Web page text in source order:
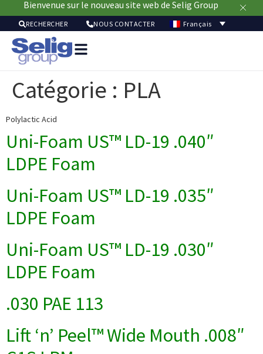
Bienvenue sur le nouveau site web de Selig Group
RECHERCHER NOUS CONTACTER Français
Catégorie : PLA
Polylactic Acid
Uni-Foam US™ LD-19 .040″
LDPE Foam
Uni-Foam US™ LD-19 .035″
LDPE Foam
Uni-Foam US™ LD-19 .030″
LDPE Foam
.030 PAE 113
Lift ‘n’ Peel™ Wide Mouth .008″